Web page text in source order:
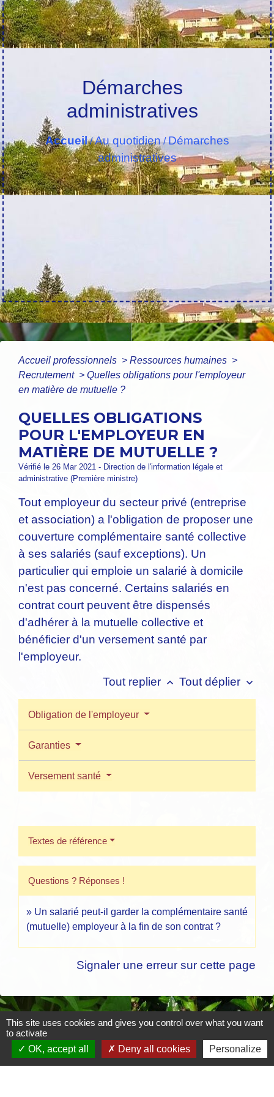
Démarches
administratives
Accueil/Au quotidien/Démarches
administratives
Accueil professionnels > Ressources humaines >
Recrutement > Quelles obligations pour l'employeur
en matière de mutuelle ?
QUELLES OBLIGATIONS
POUR L'EMPLOYEUR EN
MATIÈRE DE MUTUELLE ?
Vérifié le 26 Mar 2021 - Direction de l'information légale et
administrative (Première ministre)
Tout employeur du secteur privé (entreprise
et association) a l'obligation de proposer une
couverture complémentaire santé collective
à ses salariés (sauf exceptions). Un
particulier qui emploie un salarié à domicile
n'est pas concerné. Certains salariés en
contrat court peuvent être dispensés
d'adhérer à la mutuelle collective et
bénéficier d'un versement santé par
l'employeur.
Tout replier keyboard_arrow_up Tout déplier keyboard_arrow_down
Obligation de l'employeur
Garanties
Versement santé
Textes de référence
Questions ? Réponses !
Un salarié peut-il garder la complémentaire santé
(mutuelle) employeur à la fin de son contrat ?
Signaler une erreur sur cette page
Mairie de Crottet
This site uses cookies and gives you control over what you want
to activate
OK, accept all
Deny all cookies Personalize